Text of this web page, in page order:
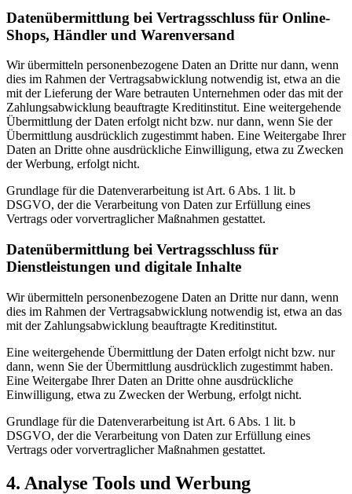
Datenübermittlung bei Vertragsschluss für Online-
Shops, Händler und Warenversand
Wir übermitteln personenbezogene Daten an Dritte nur dann, wenn
dies im Rahmen der Vertragsabwicklung notwendig ist, etwa an die
mit der Lieferung der Ware betrauten Unternehmen oder das mit der
Zahlungsabwicklung beauftragte Kreditinstitut. Eine weitergehende
Übermittlung der Daten erfolgt nicht bzw. nur dann, wenn Sie der
Übermittlung ausdrücklich zugestimmt haben. Eine Weitergabe Ihrer
Daten an Dritte ohne ausdrückliche Einwilligung, etwa zu Zwecken
der Werbung, erfolgt nicht.
Grundlage für die Datenverarbeitung ist Art. 6 Abs. 1 lit. b
DSGVO, der die Verarbeitung von Daten zur Erfüllung eines
Vertrags oder vorvertraglicher Maßnahmen gestattet.
Datenübermittlung bei Vertragsschluss für
Dienstleistungen und digitale Inhalte
Wir übermitteln personenbezogene Daten an Dritte nur dann, wenn
dies im Rahmen der Vertragsabwicklung notwendig ist, etwa an das
mit der Zahlungsabwicklung beauftragte Kreditinstitut.
Eine weitergehende Übermittlung der Daten erfolgt nicht bzw. nur
dann, wenn Sie der Übermittlung ausdrücklich zugestimmt haben.
Eine Weitergabe Ihrer Daten an Dritte ohne ausdrückliche
Einwilligung, etwa zu Zwecken der Werbung, erfolgt nicht.
Grundlage für die Datenverarbeitung ist Art. 6 Abs. 1 lit. b
DSGVO, der die Verarbeitung von Daten zur Erfüllung eines
Vertrags oder vorvertraglicher Maßnahmen gestattet.
4. Analyse Tools und Werbung